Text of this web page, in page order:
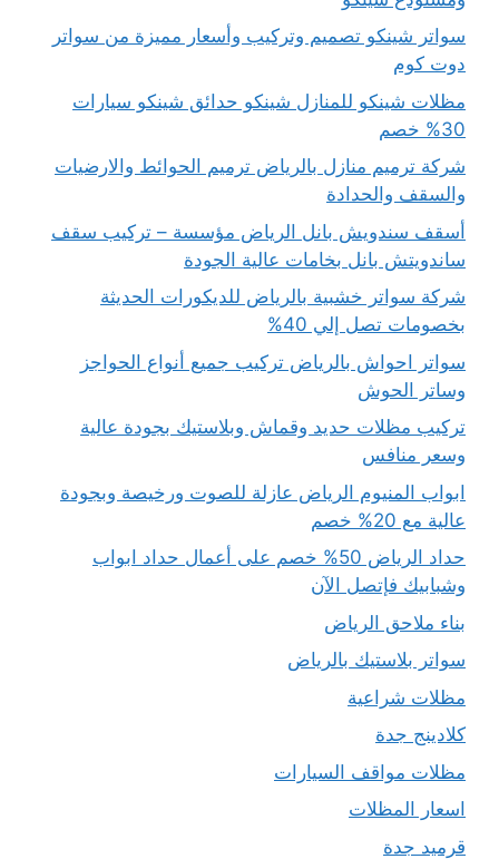
سواتر شينكو تصميم وتركيب وأسعار مميزة من سواتر
دوت كوم
مظلات شينكو للمنازل شينكو حدائق شينكو سيارات
30% خصم
شركة ترميم منازل بالرياض ترميم الحوائط والارضيات
والسقف والحدادة
أسقف سندويش بانل الرياض مؤسسة – تركيب سقف
ساندويتش بانل بخامات عالية الجودة
شركة سواتر خشبية بالرياض للديكورات الحديثة
بخصومات تصل إلي 40%
سواتر احواش بالرياض تركيب جميع أنواع الحواجز
وساتر الحوش
تركيب مظلات حديد وقماش وبلاستيك بجودة عالية
وسعر منافس
ابواب المنيوم الرياض عازلة للصوت ورخيصة وبجودة
عالية مع 20% خصم
حداد الرياض 50% خصم على أعمال حداد ابواب
وشبابيك فإتصل الآن
بناء ملاحق الرياض
سواتر بلاستيك بالرياض
مظلات شراعية
كلادينج جدة
مظلات مواقف السيارات
اسعار المظلات
قرميد جدة